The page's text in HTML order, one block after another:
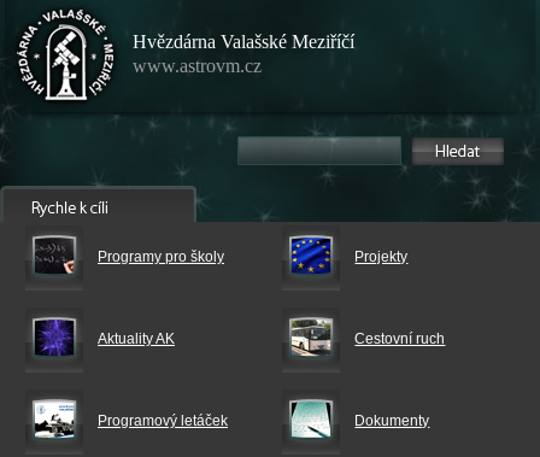
Hvězdárna Valašské Meziříčí
www.astrovm.cz
Programy pro školy Projekty
Aktuality AK Cestovní ruch
Programový letáček Dokumenty